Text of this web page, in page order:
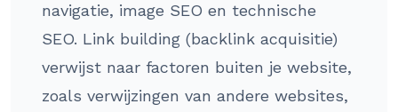
navigatie, image SEO en technische
SEO. Link building (backlink acquisitie)
verwijst naar factoren buiten je website,
zoals verwijzingen van andere websites,